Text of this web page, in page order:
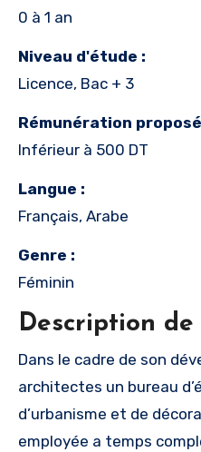
0 à 1 an
Niveau d'étude :
Licence, Bac + 3
Rémunération
Inférieur à 500 DT
Langue :
Français, Arabe
Genre :
Féminin
Description
Dans le cadre de son développement , Omrane
architectes un bureau
d’urbanisme et de
employée a temps